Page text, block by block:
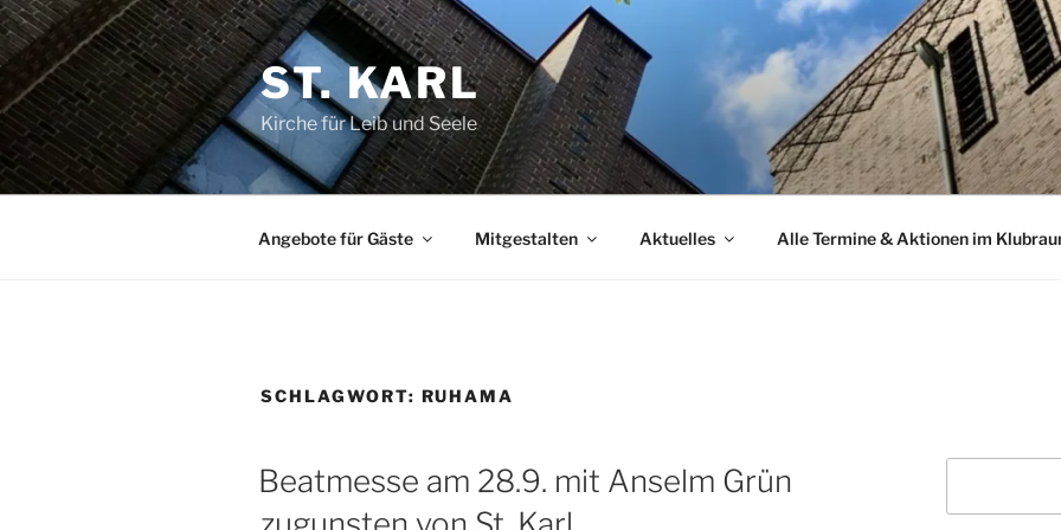
Zum
Inhalt
springen
ST. KARL
Kirche für Leib und Seele
Angebote für Gäste Mitgestalten Aktuelles Alle Termine & Aktionen im
SCHLAGWORT: RUHAMA
VERÖFFENTLICHT
AM
Beatmesse am 28.9. mit Anselm Grün